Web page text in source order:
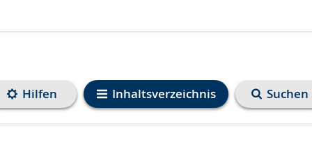
Inhaltsverzeichnis
Hilfen Suchen